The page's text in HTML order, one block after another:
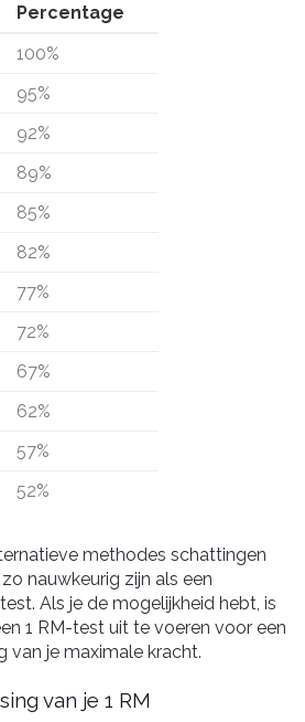
Percentage
100%
95%
92%
89%
85%
82%
77%
72%
67%
62%
57%
52%
methodes schattingen
nauwkeurig zijn als een
Als je de mogelijkheid hebt, is
1 RM-test uit te voeren voor een
van je maximale kracht.
van je 1 RM